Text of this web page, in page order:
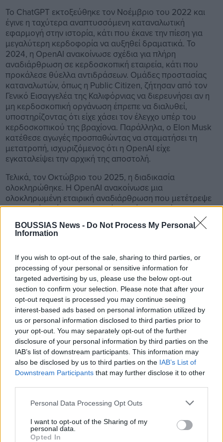
BOUSSIAS News - Do Not Process My Personal
Information
If you wish to opt-out of the sale, sharing to third parties, or
processing of your personal or sensitive information for
targeted advertising by us, please use the below opt-out
section to confirm your selection. Please note that after your
opt-out request is processed you may continue seeing
interest-based ads based on personal information utilized by
us or personal information disclosed to third parties prior to
your opt-out. You may separately opt-out of the further
disclosure of your personal information by third parties on the
IAB’s list of downstream participants. This information may
also be disclosed by us to third parties on the IAB’s List of
Downstream Participants that may further disclose it to other
Please note that this website/app uses one or more Google
not limited to your visit or usage behaviour. You may click to
grant or deny consent to Google and its third-party tags to
Personal Data Processing Opt Outs
I want to opt-out of the Sharing of my
personal data.
Opted In
Το ChatGPT εκτοξεύθηκε τον Νοέμβριο του 2022 και
έγινε η ταχύτερα αναπτυσσόμενη καταναλωτική
εφαρμογή στην ιστορία, κάτι που έκανε την πίεση για
μεγαλύτερη κερδοφορία να αυξηθεί δραματικά. Το
2024, η OpenAI ανακοίνωσε σχέδια για πλήρη
αναδιάρθρωση σε κερδοσκοπική εταιρεία, κάτι που
προκάλεσε θύελλα αντιδράσεων. Ομάδες προστασίας
καταναλωτών, όπως η Public Citizen, ζήτησαν από τον
Γενικό Εισαγγελέα της Καλιφόρνιας να διερευνήσει αν η
μη κερδοσκοπική οργάνωση έπρεπε να διαλυθεί,
υποστηρίζοντας ότι είχε χάσει τον έλεγχο υπέρ του
κερδοσκοπικού της βραχίονα. Παράλληλα, ο Elon Musk
κατέθεσε αγωγές προσπαθώντας να σταματήσει τη
μετατροπή, ισχυριζόμενος ότι η OpenAI είχε
εγκαταλείψει την αρχική της αποστολή.
Τελικά, τον Οκτώβριο του 2025, η διαδικασία
ολοκληρώθηκε. Η OpenAI ανακοίνωσε μια
ολοκληρωμένη εταιρική αναδιάρθρωση που μετέτρεψε
την επιχείρησή της σε εταιρεία δημόσιου οφέλους, με τη
μη κερδοσκοπική οργάνωση (μετονομασμένη σε OpenAI
Foundation) να διατηρεί τον έλεγχο και να κατέχει
μερίδιο περίπου 130 δισεκατομμυρίων δολαρίων. Η
δισεκατομμυρίων δολαρίων, ελαφρώς μεγαλύτερο από
αυτό της μη κερδοσκοπικής οργάνωσης. Ωστόσο, ο
δικηγόρος του Musk δεσμεύτηκε να συνεχίσει τη νομική
μάχη, υποστηρίζοντας ότι η αναδιάρθρωση δεν μπορεί
να εξαγνίσει την παράνομη, κατά τη γνώμη του,
συμπεριφορά της OpenAI. Η δίκη είναι
προγραμματισμένη για τα τέλη Μαρτίου, με τον Musk να
ισχυρίζεται ότι ο Altman πρόδωσε τις ιδρυτικές αρχές
της οργάνωσης. Ο Sam Altman φέρεται να σχεδιάζει
εισαγωγή στο χρηματιστήριο το 2027 με στόχο
αποτίμησης το 1 τρισεκατομμύριο δολάρια. Φέτος, η
OpenAI αναμένεται να παράγει έσοδα 13
δισεκατομμυρίων δολαρίων, με προβλέψεις να μιλούν
Το κορυφαίο προϊόν της εταιρείας, το ChatGPT, έχει